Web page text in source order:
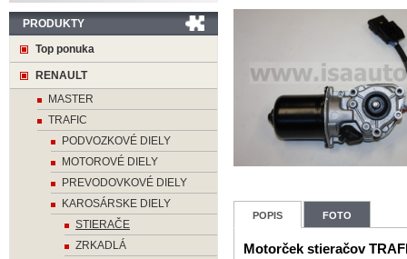
POPIS FOTO
Motorček stieračov
PRODUKTY
Top ponuka
RENAULT
MASTER
TRAFIC
PODVOZKOVÉ DIELY
MOTOROVÉ DIELY
PREVODOVKOVÉ DIELY
KAROSÁRSKE DIELY
STIERAČE
ZRKADLÁ